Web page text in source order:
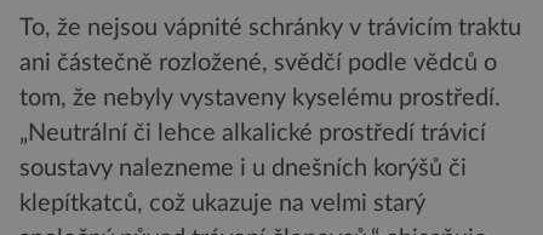
To, že nejsou vápnité schránky v trávicím traktu
ani částečně rozložené, svědčí podle vědců o
tom, že nebyly vystaveny kyselému prostředí.
„Neutrální či lehce alkalické prostředí trávicí
soustavy nalezneme i u dnešních korýšů či
klepítkatců, což ukazuje na velmi starý